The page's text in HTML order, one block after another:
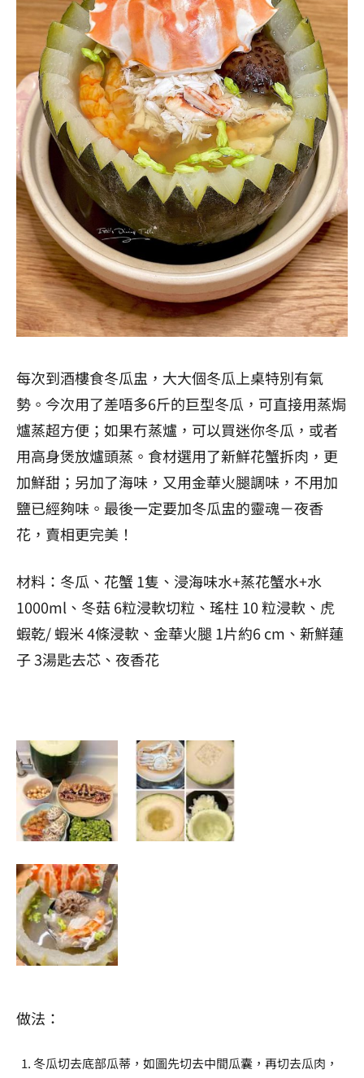
⁡每次到酒樓食冬瓜盅，大大個冬瓜上桌特別有氣
勢。今次用了差唔多6斤的巨型冬瓜，可直接用蒸焗
爐蒸超方便；如果冇蒸爐，可以買迷你冬瓜，或者
用高身煲放爐頭蒸。食材選用了新鮮花蟹拆肉，更
加鮮甜；另加了海味，又用金華火腿調味，不用加
鹽已經夠味。️最後一定要加冬瓜盅的靈魂－夜香
花，賣相更完美！
材料：冬瓜、花蟹 1隻、浸海味水+蒸花蟹水+水
1000ml、冬菇 6粒浸軟切粒、瑤柱 10 粒浸軟、虎
蝦乾/ 蝦米 4條浸軟、金華火腿 1片約6 cm、新鮮蓮
子 3湯匙去芯、夜香花
做法：
冬瓜切去底部瓜蒂，如圖先切去中間瓜囊，再切去瓜肉，